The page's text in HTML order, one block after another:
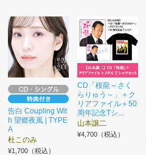
告白 Coupling Wit
h 望郷夜風 | TYPE
A
杜このみ
¥1,700（税込）
CD「桜龍～さく
らりゅう～」＋ク
リアファイル＋50
周年記念Tシ...
山本譲二
¥4,700（税込）